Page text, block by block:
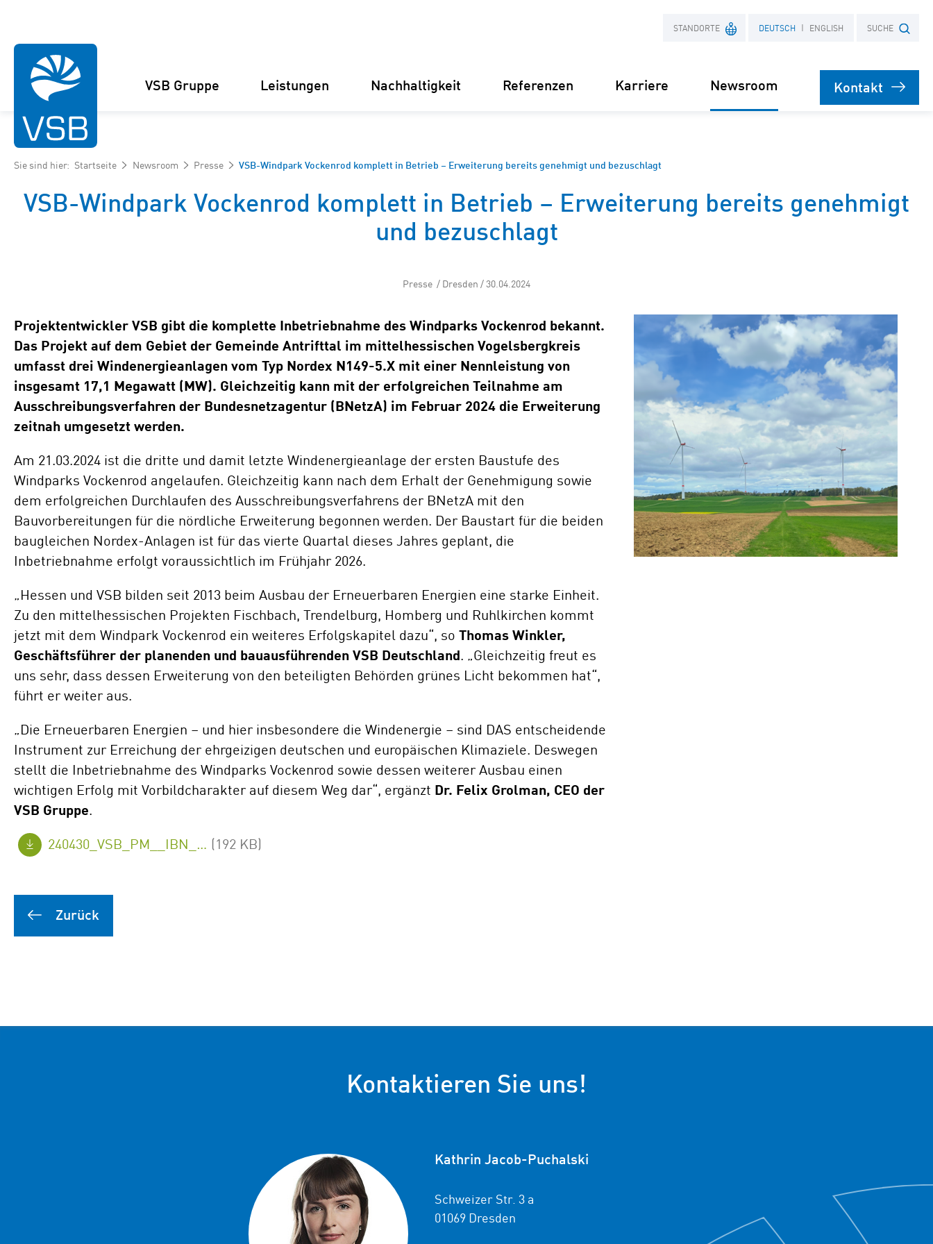
STANDORTE
Frankreich
DEUTSCH ENGLISH SUCHE
VSB Gruppe
Struktur
Standorte
Innovation
Leistungen
Windenergie-Projekte
Repowering
Batteriespeicherlösungen
ENERGYNIOUS –
Individuelle
Umspannwerke
Erneuerbare
E-Mobility Lösungen
Nachhaltigkeit Referenzen Karriere Newsroom Kontakt
Sie sind hier: Startseite Newsroom Presse VSB-Windpark Vockenrod komplett in Betrieb – Erweiterung bereits genehmigt und bezuschlagt
VSB-Windpark Vockenrod komplett in Betrieb – Erweiterung bereits genehmigt
und bezuschlagt
Presse / Dresden / 30.04.2024
Projektentwickler VSB gibt die komplette Inbetriebnahme des Windparks Vockenrod bekannt.
Das Projekt auf dem Gebiet der Gemeinde Antrifttal im mittelhessischen Vogelsbergkreis
umfasst drei Windenergieanlagen vom Typ Nordex N149-5.X mit einer Nennleistung von
insgesamt 17,1 Megawatt (MW). Gleichzeitig kann mit der erfolgreichen Teilnahme am
Ausschreibungsverfahren der Bundesnetzagentur (BNetzA) im Februar 2024 die Erweiterung
zeitnah umgesetzt werden.
Am 21.03.2024 ist die dritte und damit letzte Windenergieanlage der ersten Baustufe des
Windparks Vockenrod angelaufen. Gleichzeitig kann nach dem Erhalt der Genehmigung sowie
dem erfolgreichen Durchlaufen des Ausschreibungsverfahrens der BNetzA mit den
Bauvorbereitungen für die nördliche Erweiterung begonnen werden. Der Baustart für die beiden
baugleichen Nordex-Anlagen ist für das vierte Quartal dieses Jahres geplant, die
Inbetriebnahme erfolgt voraussichtlich im Frühjahr 2026.
„Hessen und VSB bilden seit 2013 beim Ausbau der Erneuerbaren Energien eine starke Einheit.
Zu den mittelhessischen Projekten Fischbach, Trendelburg, Homberg und Ruhlkirchen kommt
jetzt mit dem Windpark Vockenrod ein weiteres Erfolgskapitel dazu“, so Thomas Winkler,
Geschäftsführer der planenden und bauausführenden VSB Deutschland. „Gleichzeitig freut es
uns sehr, dass dessen Erweiterung von den beteiligten Behörden grünes Licht bekommen hat“,
führt er weiter aus.
„Die Erneuerbaren Energien – und hier insbesondere die Windenergie – sind DAS entscheidende
Instrument zur Erreichung der ehrgeizigen deutschen und europäischen Klimaziele. Deswegen
stellt die Inbetriebnahme des Windparks Vockenrod sowie dessen weiterer Ausbau einen
wichtigen Erfolg mit Vorbildcharakter auf diesem Weg dar“, ergänzt Dr. Felix Grolman, CEO der
VSB Gruppe.
240430_VSB_PM__IBN_VOC-I_Genehmigung_Erweiterung_FINAL_de.pdf (192 KB)
Zurück
Kontaktieren Sie uns!
Kathrin Jacob-Puchalski
Schweizer Str. 3 a
01069 Dresden